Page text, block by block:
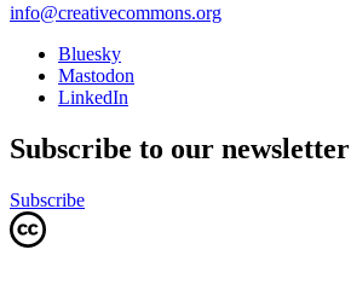
info@creativecommons.org
Bluesky
Mastodon
LinkedIn
Subscribe to our newsletter
Subscribe